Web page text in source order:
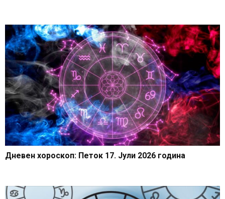
Дневен хороскоп: Петок 17. Јули 2026 година